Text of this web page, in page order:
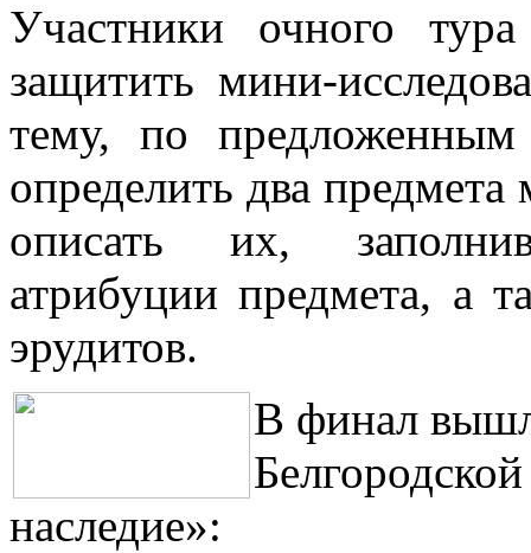
Участники очного
защитить мини-
тему, по предложенным
определить два предмета
описать их,
атрибуции предмета, а
эрудитов.
В финал
наследие»: